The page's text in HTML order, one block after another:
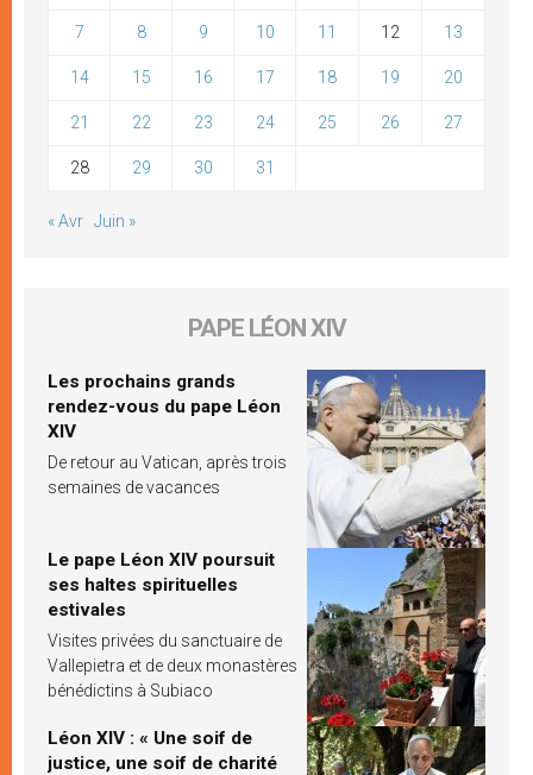
7 8 9 10 11 12 13
14 15 16 17 18 19 20
21 22 23 24 25 26 27
28 29 30 31
« Avr Juin »
PAPE LÉON XIV
Les prochains grands
rendez-vous du pape Léon
XIV
De retour au Vatican, après trois
semaines de vacances
Le pape Léon XIV poursuit
ses haltes spirituelles
estivales
Visites privées du sanctuaire de
Vallepietra et de deux monastères
bénédictins à Subiaco
Léon XIV : « Une soif de
justice, une soif de charité